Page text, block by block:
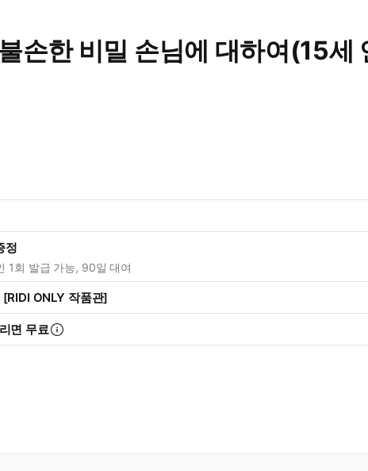
손한 비밀 손님에 대하여(15세
정
1회 발급 가능, 90일 대여
ONLY 작품관]
면 무료